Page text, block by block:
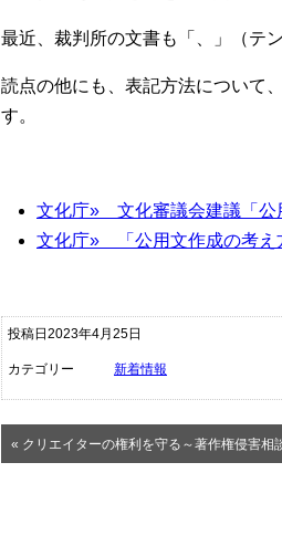
最近、裁判所の文書も「、」（テ
読点の他にも、表記方法について
す。
文化庁» 文化審議会建議「公
文化庁» 「公用文作成の考え
投稿日2023年4月25日
カテゴリー 新着情報
« クリエイターの権利を守る～著作権侵害相